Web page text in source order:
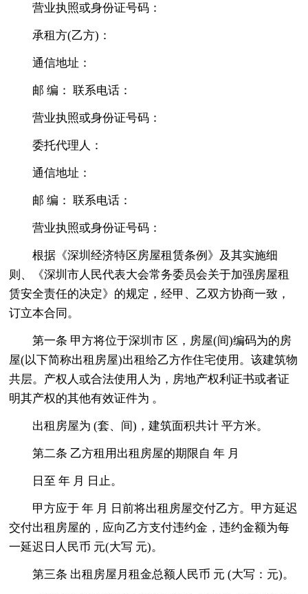
营业执照或身份证号码：
承租方(乙方)：
通信地址：
邮 编： 联系电话：
营业执照或身份证号码：
委托代理人：
通信地址：
邮 编： 联系电话：
营业执照或身份证号码：
根据《深圳经济特区房屋租赁条例》及其实施细
则、《深圳市人民代表大会常务委员会关于加强房屋租
赁安全责任的决定》的规定，经甲、乙双方协商一致，
订立本合同。
第一条 甲方将位于深圳市 区，房屋(间)编码为的房
屋(以下简称出租房屋)出租给乙方作住宅使用。该建筑物
共层。产权人或合法使用人为，房地产权利证书或者证
明其产权的其他有效证件为 。
出租房屋为 (套、间)，建筑面积共计 平方米。
第二条 乙方租用出租房屋的期限自 年 月
日至 年 月 日止。
甲方应于 年 月 日前将出租房屋交付乙方。甲方延迟
交付出租房屋的，应向乙方支付违约金，违约金额为每
一延迟日人民币 元(大写 元)。
第三条 出租房屋月租金总额人民币 元 (大写：元)。